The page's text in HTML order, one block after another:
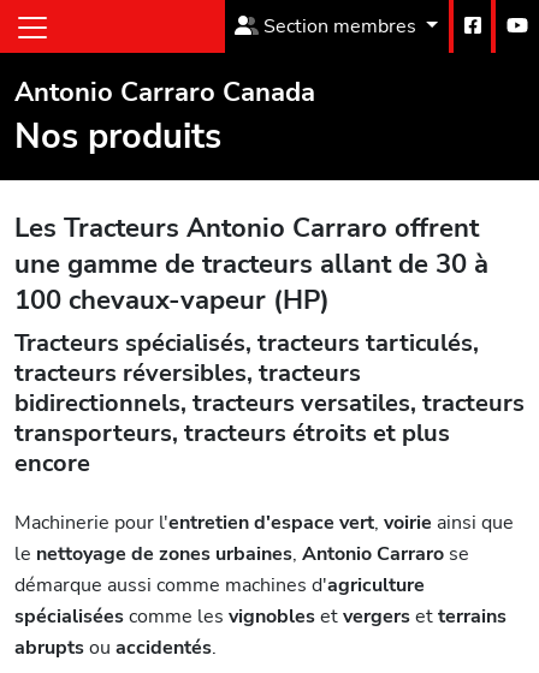
Section membres
Antonio Carraro Canada
Nos produits
Les Tracteurs Antonio Carraro offrent
une gamme de tracteurs allant de 30 à
100 chevaux-vapeur (HP)
Tracteurs spécialisés, tracteurs tarticulés,
tracteurs réversibles, tracteurs
bidirectionnels, tracteurs versatiles, tracteurs
transporteurs, tracteurs étroits et plus
encore
Machinerie pour l'entretien d'espace vert, voirie ainsi que
le nettoyage de zones urbaines, Antonio Carraro se
démarque aussi comme machines d'agriculture
spécialiséescomme les vignoblesetvergersetterrains
abruptsou accidentés.